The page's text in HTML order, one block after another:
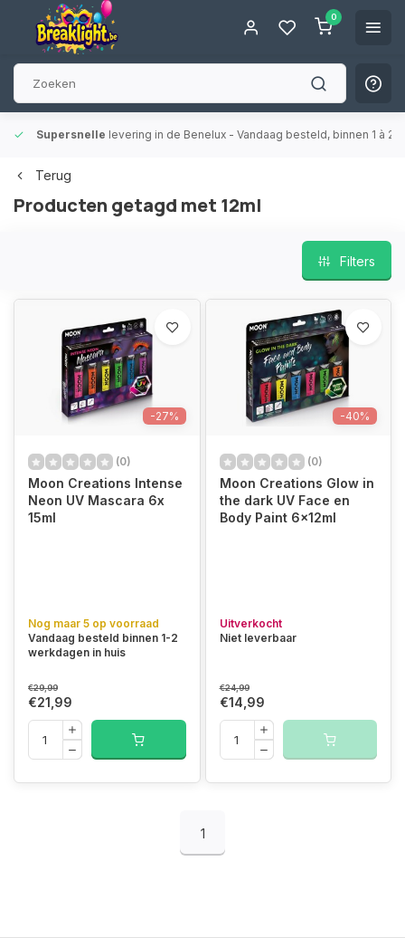
0
Supersnelle levering in de Benelux - Vandaag besteld, binnen 1 à 2
Terug
Producten getagd met 12ml
Filters
-27%
(0)
Moon Creations Intense
Neon UV Mascara 6x
15ml
Nog maar 5 op voorraad
Vandaag besteld binnen 1-2
werkdagen in huis
€29,99
€21,99
-40%
(0)
Moon Creations Glow in
the dark UV Face en
Body Paint 6x12ml
Uitverkocht
Niet leverbaar
€24,99
€14,99
1